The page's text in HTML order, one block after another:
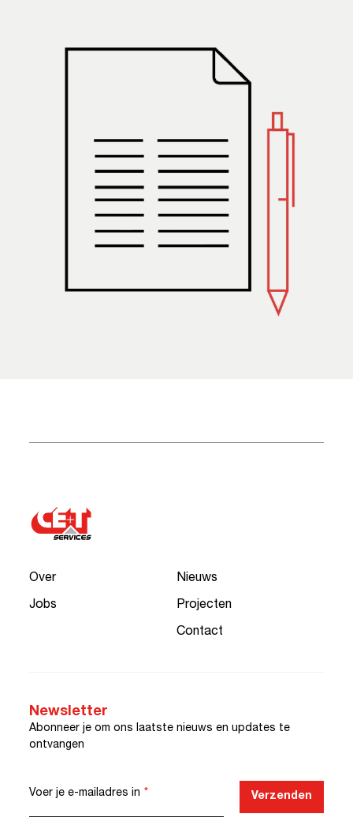
Over
Jobs
Nieuws
Projecten
Contact
Newsletter
Abonneer je om ons laatste nieuws en updates te
ontvangen
Voer je e-mailadres in * Verzenden